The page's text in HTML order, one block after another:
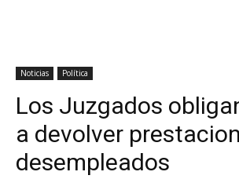
Noticias Política
Los Juzgados
a devolver
desempleados